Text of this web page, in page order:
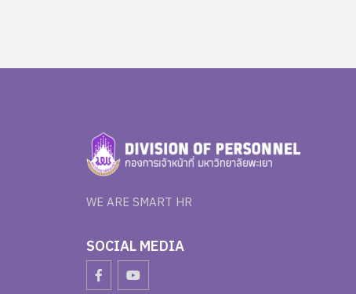
WE ARE SMART HR
SOCIAL MEDIA